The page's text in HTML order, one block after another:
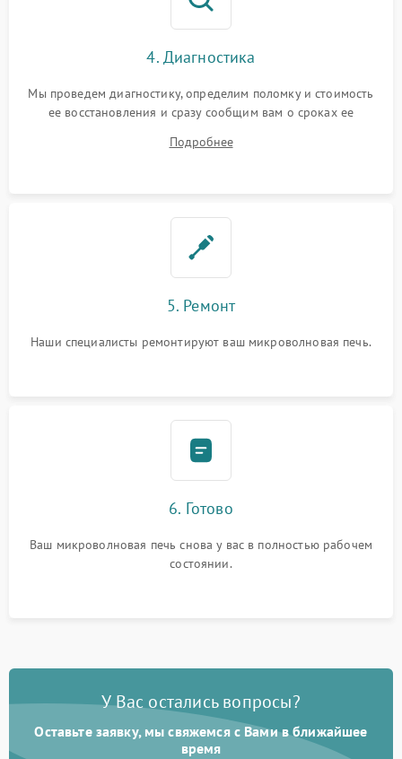
4. Диагностика
Мы проведем диагностику, определим поломку и стоимость
ее восстановления и сразу сообщим вам о сроках ее
Подробнее
5. Ремонт
Наши специалисты ремонтируют ваш микроволновая печь.
6. Готово
Ваш микроволновая печь снова у вас в полностью рабочем
состоянии.
У Вас остались вопросы?
Оставьте заявку, мы свяжемся с Вами в ближайшее
время